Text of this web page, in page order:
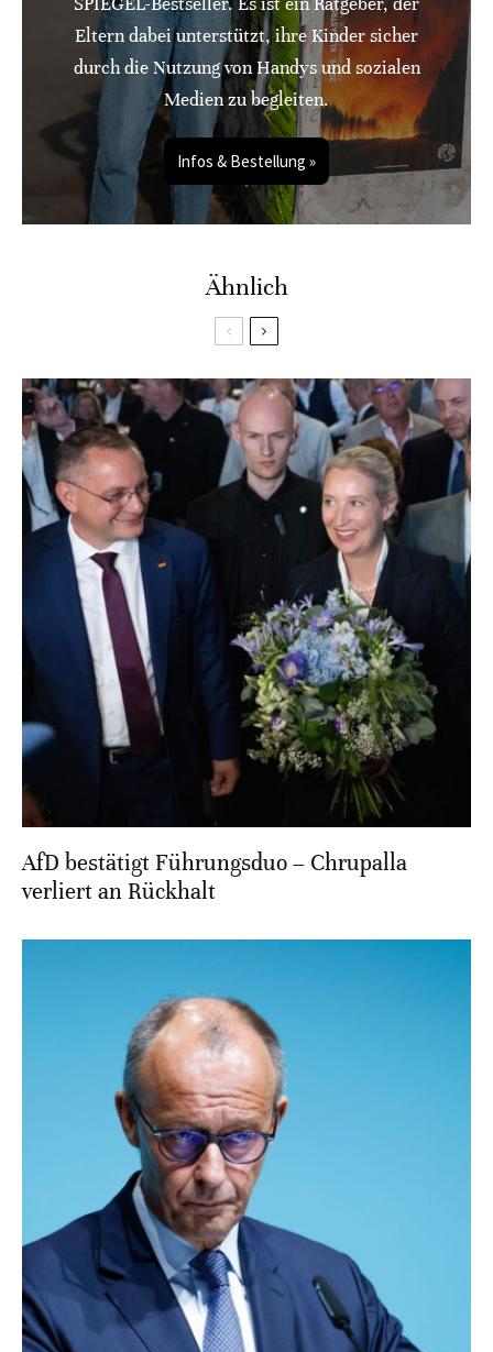
Eltern dabei unterstützt, ihre Kinder sicher
durch die Nutzung von Handys und sozialen
Medien zu begleiten.
Infos & Bestellung »
Ähnlich
AfD bestätigt Führungsduo – Chrupalla
verliert an Rückhalt